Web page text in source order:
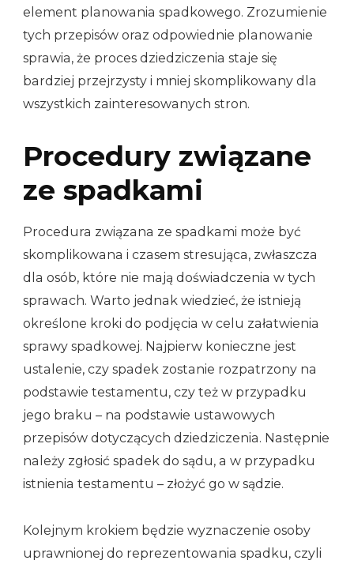
element planowania spadkowego. Zrozumienie
tych przepisów oraz odpowiednie planowanie
sprawia, że proces dziedziczenia staje się
bardziej przejrzysty i mniej skomplikowany dla
wszystkich zainteresowanych stron.
Procedury związane
ze spadkami
Procedura związana ze spadkami może być
skomplikowana i czasem stresująca, zwłaszcza
dla osób, które nie mają doświadczenia w tych
sprawach. Warto jednak wiedzieć, że istnieją
określone kroki do podjęcia w celu załatwienia
sprawy spadkowej. Najpierw konieczne jest
ustalenie, czy spadek zostanie rozpatrzony na
podstawie testamentu, czy też w przypadku
jego braku – na podstawie ustawowych
przepisów dotyczących dziedziczenia. Następnie
należy zgłosić spadek do sądu, a w przypadku
istnienia testamentu – złożyć go w sądzie.
Kolejnym krokiem będzie wyznaczenie osoby
uprawnionej do reprezentowania spadku, czyli